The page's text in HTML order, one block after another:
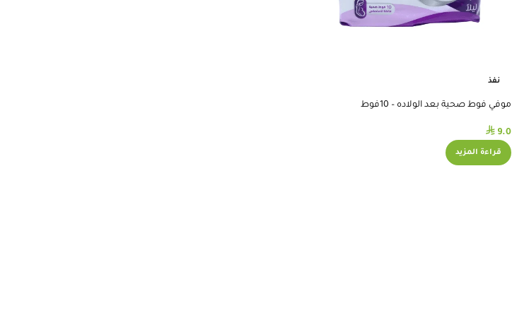
نفذ
موفي فوط صحية بعد الولاده – 10فوط
⃁ 9.0
قراءة المزيد